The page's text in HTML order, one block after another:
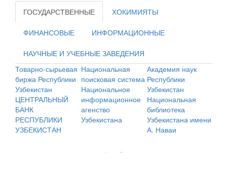
ГОСУДАРСТВЕННЫЕ ХОКИМИЯТЫ
ФИНАНСОВЫЕ ИНФОРМАЦИОННЫЕ
НАУЧНЫЕ И УЧЕБНЫЕ ЗАВЕДЕНИЯ
Единый портал
интерактивных
государственных
услуг
Официальный веб-
сайт Президента
Республики
Ташкентский
областной
хакимият
Министерство
инновационного
развития
Товарно-сырьевая
биржа Республики
Узбекистан
ЦЕНТРАЛЬНЫЙ
БАНК
РЕСПУБЛИКИ
УЗБЕКИСТАН